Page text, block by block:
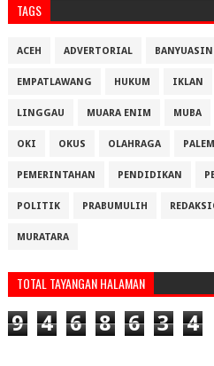
TAGS
ACEH ADVERTORIAL BANYUASIN
EMPATLAWANG HUKUM IKLAN
LINGGAU MUARA ENIM MUBA
OKI OKUS OLAHRAGA
PEMERINTAHAN PENDIDIKAN
POLITIK PRABUMULIH
MURATARA
TOTAL TAYANGAN HALAMAN
9 4 6 8 6 3 4